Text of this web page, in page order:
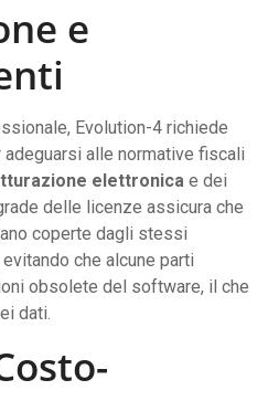
e
Evolution-4 richiede
alle normative fiscali
elettronica e dei
delle licenze assicura che
coperte dagli stessi
che alcune parti
obsolete del software, il che
dati.